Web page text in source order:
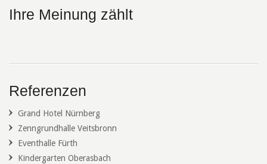
Ihre Meinung zählt
Referenzen
Grand Hotel Nürnberg
Zenngrundhalle Veitsbronn
Eventhalle Fürth
Kindergarten Oberasbach